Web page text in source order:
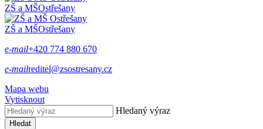
ZŠ a MŠOstřešany
ZŠ a MŠOstřešany
e-mail+420 774 880 670
e-mailreditel@zsostresany.cz
Mapa webu
Vytisknout
Hledaný výraz
Hledat